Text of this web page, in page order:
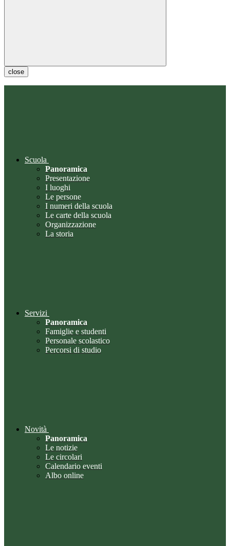
close
Scuola
Panoramica
Presentazione
I luoghi
Le persone
I numeri della scuola
Le carte della scuola
Organizzazione
La storia
Servizi
Panoramica
Famiglie e studenti
Personale scolastico
Percorsi di studio
Novità
Panoramica
Le notizie
Le circolari
Calendario eventi
Albo online